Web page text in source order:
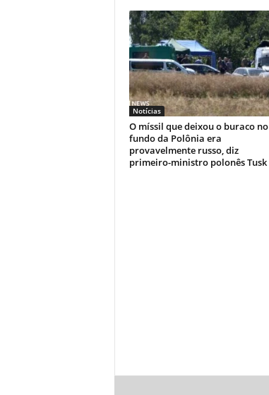
Notícias
O míssil que deixou o buraco no
fundo da Polônia era
provavelmente russo, diz
primeiro-ministro polonês Tusk